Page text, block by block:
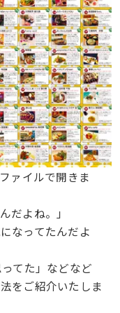
ァイルで開きま
だよね。」
なってたんだよ
てた」などなど
をご紹介いたしま